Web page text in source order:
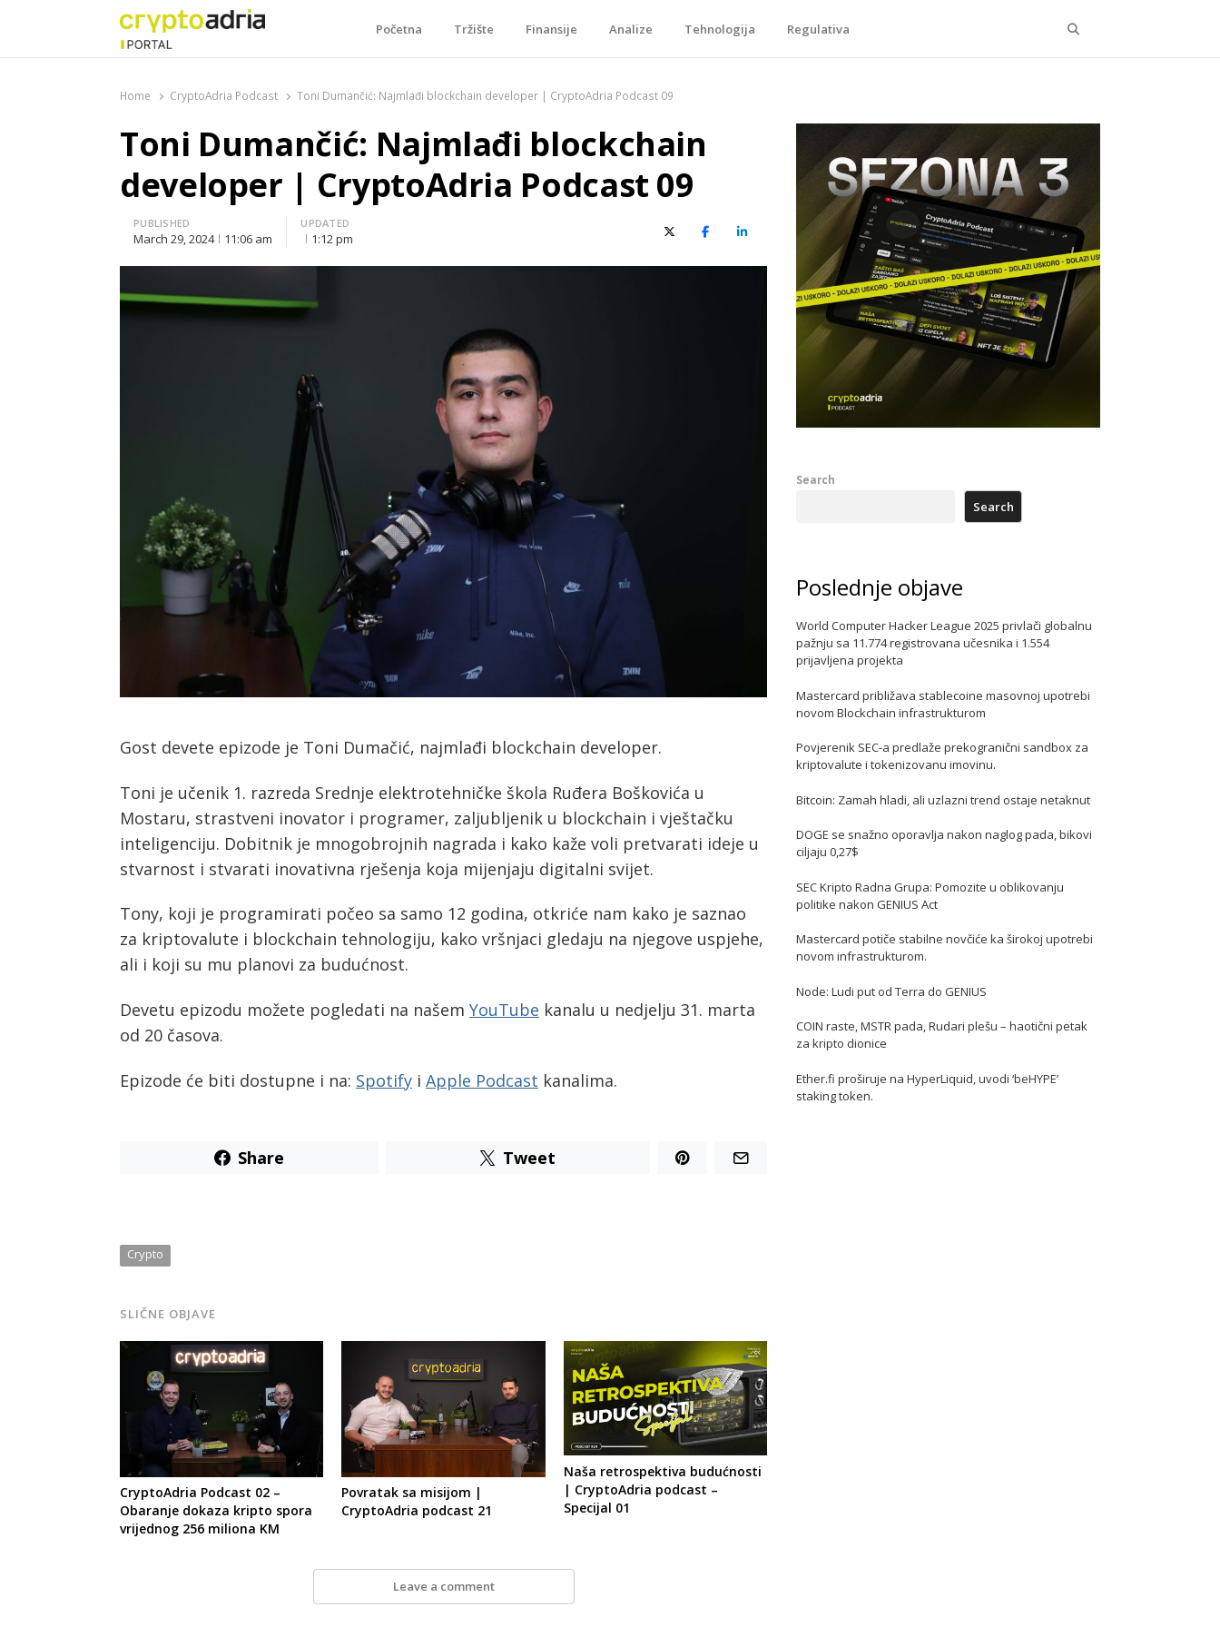
Početna Tržište Finansije Analize Tehnologija Regulativa
Home CryptoAdria Podcast Toni Dumančić: Najmlađi blockchain developer | CryptoAdria Podcast 09
Toni Dumančić: Najmlađi blockchain
developer | CryptoAdria Podcast 09
PUBLISHED
March 29, 2024 11:06 am
UPDATED
1:12 pm X (Twitter)FacebookLinkedIn
Gost devete epizode je Toni Dumačić, najmlađi blockchain developer.
Toni je učenik 1. razreda Srednje elektrotehničke škola Ruđera Boškovića u
Mostaru, strastveni inovator i programer, zaljubljenik u blockchain i vještačku
inteligenciju. Dobitnik je mnogobrojnih nagrada i kako kaže voli pretvarati ideje u
stvarnost i stvarati inovativna rješenja koja mijenjaju digitalni svijet.
Tony, koji je programirati počeo sa samo 12 godina, otkriće nam kako je saznao
za kriptovalute i blockchain tehnologiju, kako vršnjaci gledaju na njegove uspjehe,
ali i koji su mu planovi za budućnost.
Devetu epizodu možete pogledati na našem YouTube kanalu u nedjelju 31. marta
od 20 časova.
Epizode će biti dostupne i na: Spotify i Apple Podcast kanalima.
Share Tweet
Crypto
SLIČNE OBJAVE
CryptoAdria Podcast 02 –
Obaranje dokaza kripto spora
vrijednog 256 miliona KM
Povratak sa misijom |
CryptoAdria podcast 21
Naša retrospektiva budućnosti
| CryptoAdria podcast –
Specijal 01
Leave a comment
Search
Search
Poslednje objave
World Computer Hacker League 2025 privlači globalnu
pažnju sa 11.774 registrovana učesnika i 1.554
prijavljena projekta
Mastercard približava stablecoine masovnoj upotrebi
novom Blockchain infrastrukturom
Povjerenik SEC-a predlaže prekogranični sandbox za
kriptovalute i tokenizovanu imovinu.
Bitcoin: Zamah hladi, ali uzlazni trend ostaje netaknut
DOGE se snažno oporavlja nakon naglog pada, bikovi
ciljaju 0,27$
SEC Kripto Radna Grupa: Pomozite u oblikovanju
politike nakon GENIUS Act
Mastercard potiče stabilne novčiće ka širokoj upotrebi
novom infrastrukturom.
Node: Ludi put od Terra do GENIUS
COIN raste, MSTR pada, Rudari plešu – haotični petak
za kripto dionice
Ether.fi proširuje na HyperLiquid, uvodi ‘beHYPE’
staking token.